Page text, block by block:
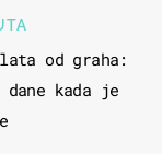
od graha:
kada je